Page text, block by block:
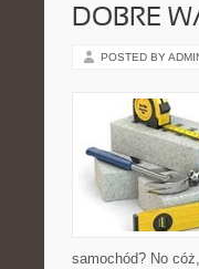
DOBRE
POSTED BY
samochód? No